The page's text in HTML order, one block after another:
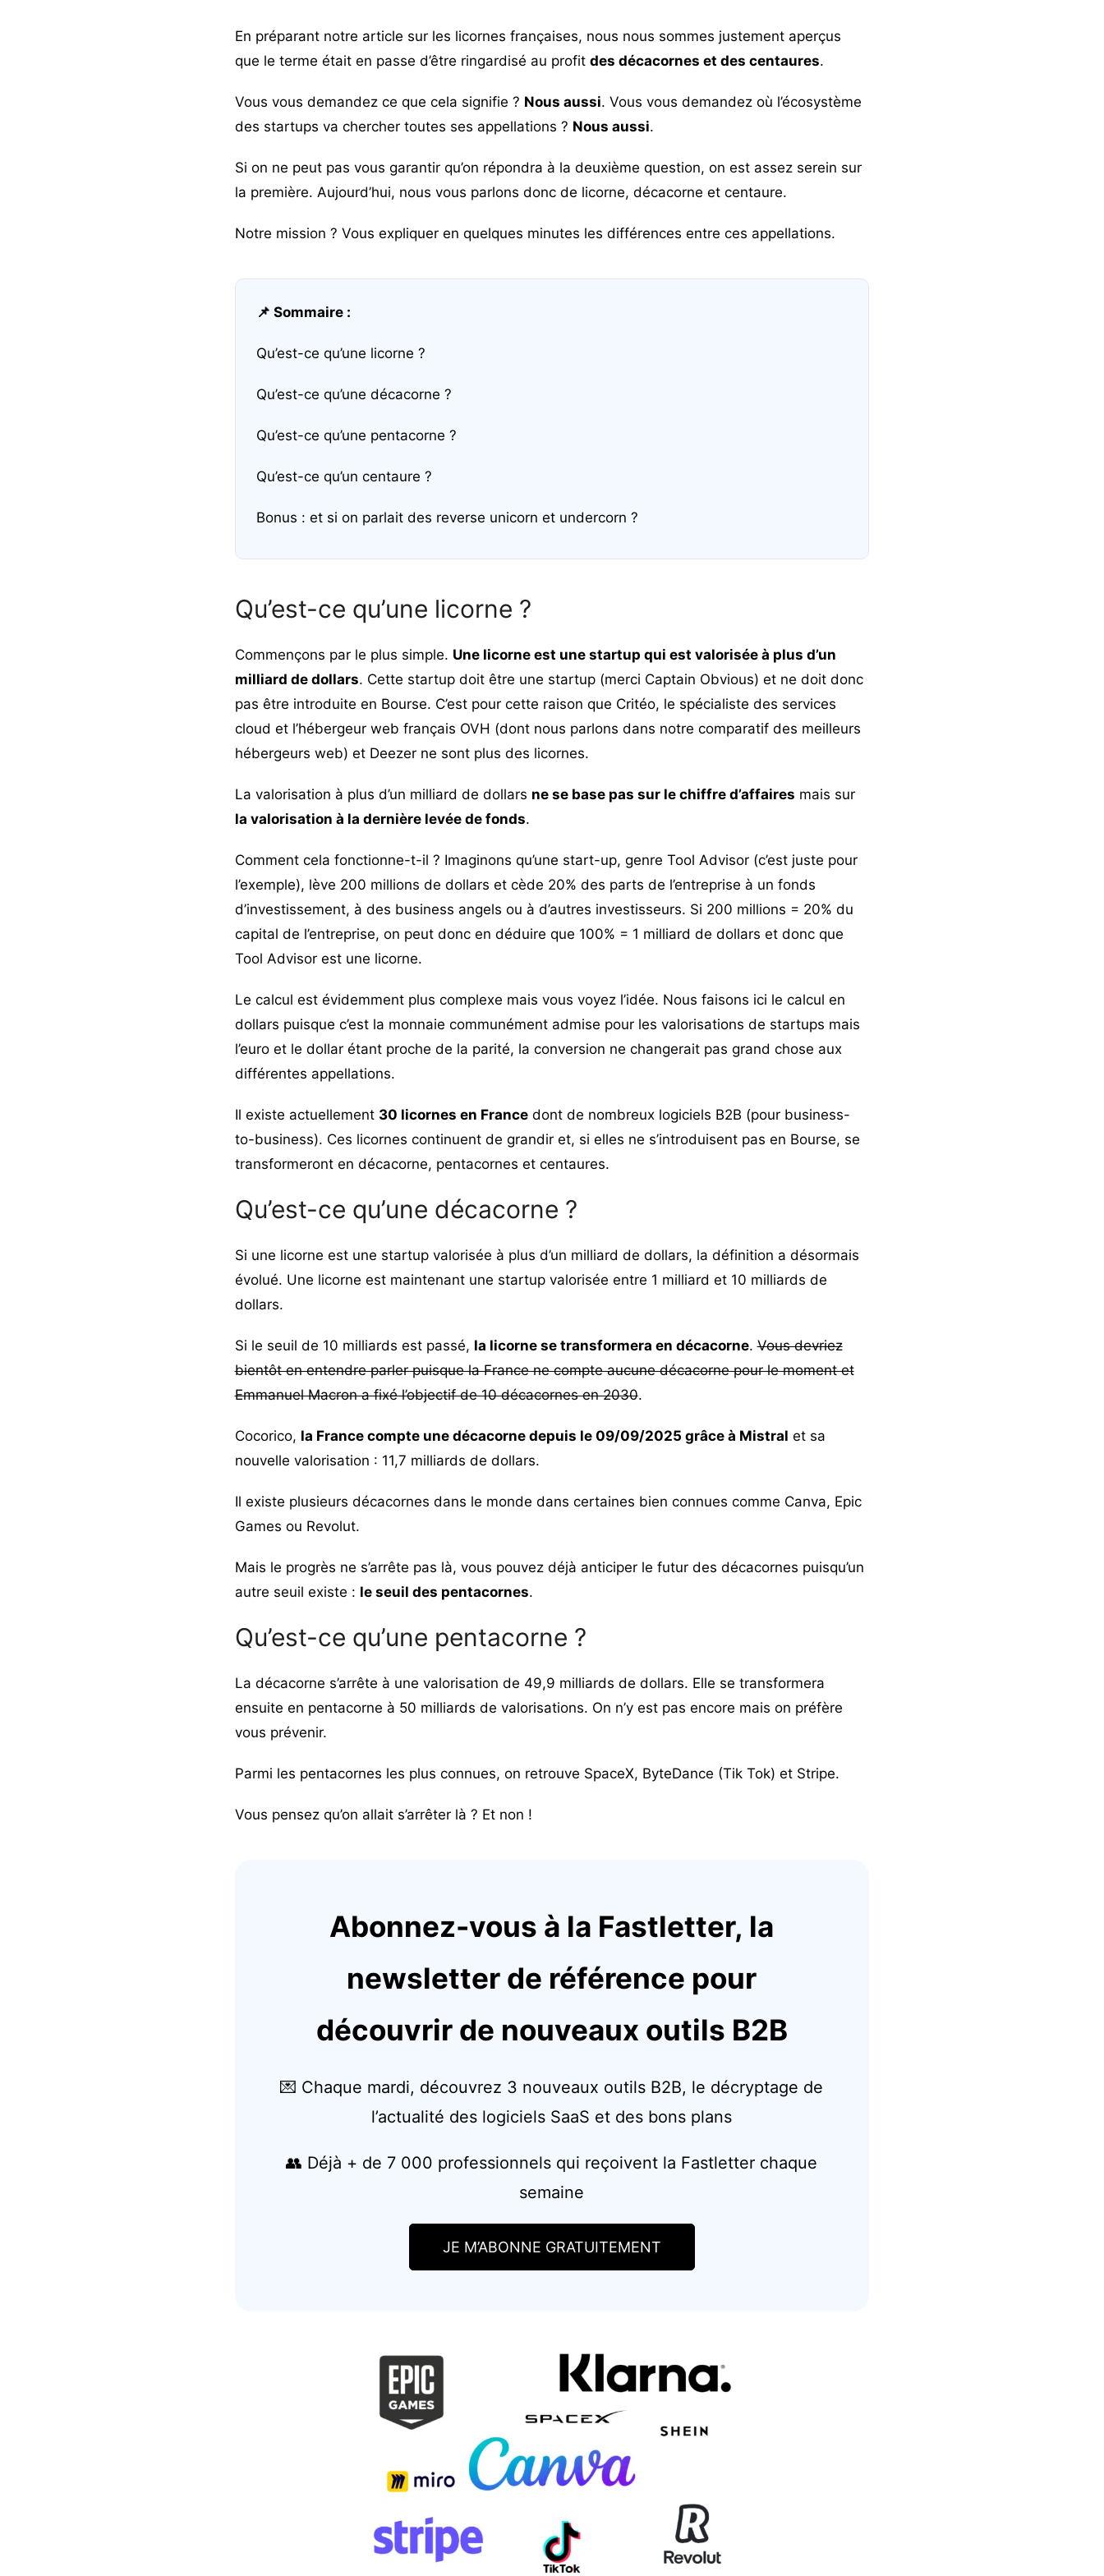
En préparant notre article sur les licornes françaises, nous nous sommes justement aperçus
que le terme était en passe d’être ringardisé au profit des décacornes et des centaures.
Vous vous demandez ce que cela signifie ? Nous aussi. Vous vous demandez où l’écosystème
des startups va chercher toutes ses appellations ? Nous aussi.
Si on ne peut pas vous garantir qu’on répondra à la deuxième question, on est assez serein sur
la première. Aujourd’hui, nous vous parlons donc de licorne, décacorne et centaure.
Notre mission ? Vous expliquer en quelques minutes les différences entre ces appellations.
📌 Sommaire :
Qu’est-ce qu’une licorne ?
Qu’est-ce qu’une décacorne ?
Qu’est-ce qu’une pentacorne ?
Qu’est-ce qu’un centaure ?
Bonus : et si on parlait des reverse unicorn et undercorn ?
Qu’est-ce qu’une licorne ?
Commençons par le plus simple. Une licorne est une startup qui est valorisée à plus d’un
milliard de dollars. Cette startup doit être une startup (merci Captain Obvious) et ne doit donc
pas être introduite en Bourse. C’est pour cette raison que Critéo, le spécialiste des services
cloud et l’hébergeur web français OVH (dont nous parlons dans notre comparatif des meilleurs
hébergeurs web) et Deezer ne sont plus des licornes.
La valorisation à plus d’un milliard de dollars ne se base pas sur le chiffre d’affaires mais sur
la valorisation à la dernière levée de fonds.
Comment cela fonctionne-t-il ? Imaginons qu’une start-up, genre Tool Advisor (c’est juste pour
l’exemple), lève 200 millions de dollars et cède 20% des parts de l’entreprise à un fonds
d’investissement, à des business angels ou à d’autres investisseurs. Si 200 millions = 20% du
capital de l’entreprise, on peut donc en déduire que 100% = 1 milliard de dollars et donc que
Tool Advisor est une licorne.
Le calcul est évidemment plus complexe mais vous voyez l’idée. Nous faisons ici le calcul en
dollars puisque c’est la monnaie communément admise pour les valorisations de startups mais
l’euro et le dollar étant proche de la parité, la conversion ne changerait pas grand chose aux
différentes appellations.
Il existe actuellement 30 licornes en Francedont de nombreux logiciels B2B (pour business-
to-business). Ces licornes continuent de grandir et, si elles ne s’introduisent pas en Bourse, se
transformeront en décacorne, pentacornes et centaures.
Qu’est-ce qu’une décacorne ?
Si une licorne est une startup valorisée à plus d’un milliard de dollars, la définition a désormais
évolué. Une licorne est maintenant une startup valorisée entre 1 milliard et 10 milliards de
dollars.
Si le seuil de 10 milliards est passé, la licorne se transformera en décacorne.Vous devriez
bientôt en entendre parler puisque la France ne compte aucune décacorne pour le moment et
Emmanuel Macron a fixé l’objectif de 10 décacornes en 2030.
Cocorico, la France compte une décacorne depuis le 09/09/2025 grâce à Mistral et sa
nouvelle valorisation : 11,7 milliards de dollars.
Il existe plusieurs décacornes dans le monde dans certaines bien connues comme Canva, Epic
Games ou Revolut.
Mais le progrès ne s’arrête pas là, vous pouvez déjà anticiper le futur des décacornes puisqu’un
autre seuil existe : le seuil des pentacornes.
Qu’est-ce qu’une pentacorne ?
La décacorne s’arrête à une valorisation de 49,9 milliards de dollars. Elle se transformera
ensuite en pentacorne à 50 milliards de valorisations. On n’y est pas encore mais on préfère
vous prévenir.
Parmi les pentacornes les plus connues, on retrouve SpaceX, ByteDance (Tik Tok) et Stripe.
Vous pensez qu’on allait s’arrêter là ? Et non !
Abonnez-vous à la Fastletter, la
newsletter de référence pour
découvrir de nouveaux outils B2B
💌 Chaque mardi, découvrez 3 nouveaux outils B2B, le décryptage de
l’actualité des logiciels SaaS et des bons plans
👥 Déjà + de 7 000 professionnels qui reçoivent la Fastletter chaque
semaine
JE M’ABONNE GRATUITEMENT